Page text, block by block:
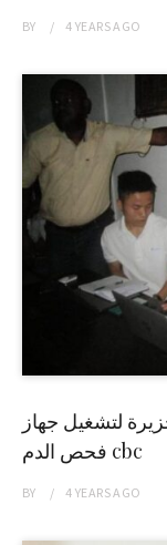
BY 4 YEARSAGO
لتشغيل جهاز
فحص الدم cbc
BY 4 YEARSAGO